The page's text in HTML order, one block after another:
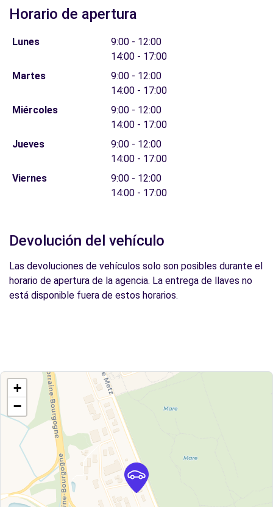
Horario de apertura
Lunes
9:00 - 12:00
14:00 - 17:00
Martes
9:00 - 12:00
14:00 - 17:00
Miércoles
9:00 - 12:00
14:00 - 17:00
Jueves
9:00 - 12:00
14:00 - 17:00
Viernes
9:00 - 12:00
14:00 - 17:00
Devolución del vehículo
Las devoluciones de vehículos solo son posibles durante el
horario de apertura de la agencia. La entrega de llaves no
está disponible fuera de estos horarios.
+
−